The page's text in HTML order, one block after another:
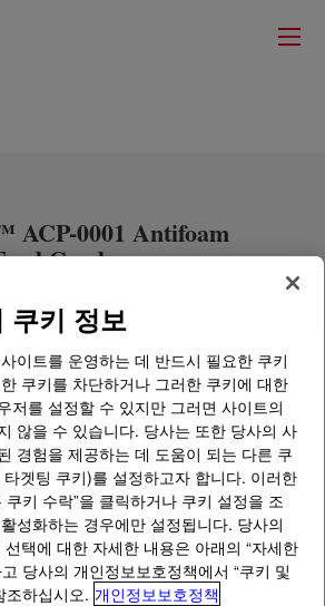
0001 Antifoam
Grade
ACP-0001 Antifoam
Grade?
쿠키 정보
이트를 운영하는 데 반드시 필요한 쿠키
쿠키를 차단하거나 그러한 쿠키에 대한
저를 설정할 수 있지만 그러면 사이트의
않을 수 있습니다. 당사는 또한 당사의 사
경험을 제공하는 데 도움이 되는 다른 쿠
겟팅 쿠키)를 설정하고자 합니다. 이러한
쿠키 수락”을 클릭하거나 쿠키 설정을 조
성화하는 경우에만 설정됩니다. 당사의
택에 대한 자세한 내용은 아래의 “자세한
당사의 개인정보보호정책에서 “쿠키 및
조하십시오. 개인정보보호정책